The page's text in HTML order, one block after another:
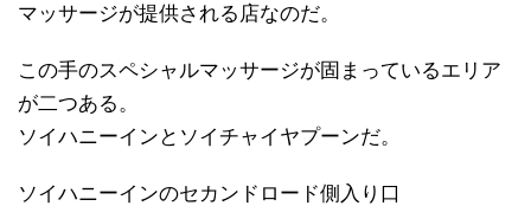
マッサージが提供される店なのだ。
この手のスペシャルマッサージが固まっているエリア
が二つある。
ソイハニーインとソイチャイヤプーンだ。
ソイハニーインのセカンドロード側入り口